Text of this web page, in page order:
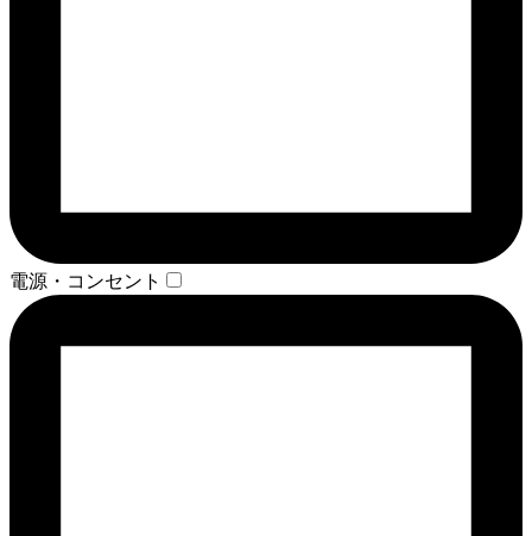
電源・コンセント